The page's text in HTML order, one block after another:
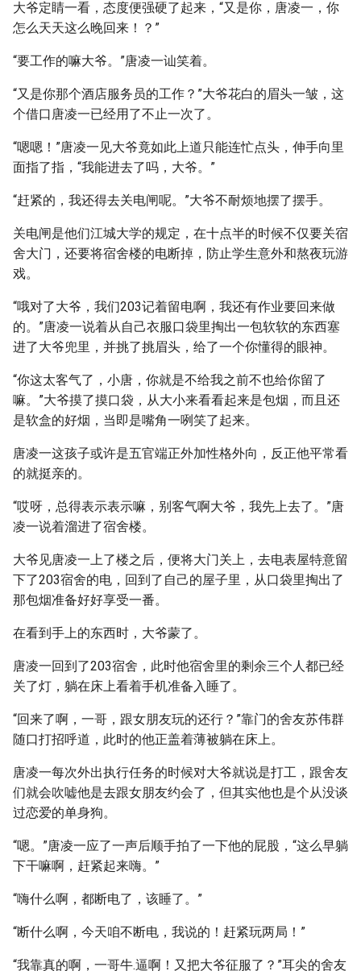
大爷定睛一看，态度便强硬了起来，“又是你，唐凌一，你
怎么天天这么晚回来！？”
“要工作的嘛大爷。”唐凌一讪笑着。
“又是你那个酒店服务员的工作？”大爷花白的眉头一皱，这
个借口唐凌一已经用了不止一次了。
“嗯嗯！”唐凌一见大爷竟如此上道只能连忙点头，伸手向里
面指了指，“我能进去了吗，大爷。”
“赶紧的，我还得去关电闸呢。”大爷不耐烦地摆了摆手。
关电闸是他们江城大学的规定，在十点半的时候不仅要关宿
舍大门，还要将宿舍楼的电断掉，防止学生意外和熬夜玩游
戏。
“哦对了大爷，我们203记着留电啊，我还有作业要回来做
的。”唐凌一说着从自己衣服口袋里掏出一包软软的东西塞
进了大爷兜里，并挑了挑眉头，给了一个你懂得的眼神。
“你这太客气了，小唐，你就是不给我之前不也给你留了
嘛。”大爷摸了摸口袋，从大小来看看起来是包烟，而且还
是软盒的好烟，当即是嘴角一咧笑了起来。
唐凌一这孩子或许是五官端正外加性格外向，反正他平常看
的就挺亲的。
“哎呀，总得表示表示嘛，别客气啊大爷，我先上去了。”唐
凌一说着溜进了宿舍楼。
大爷见唐凌一上了楼之后，便将大门关上，去电表屋特意留
下了203宿舍的电，回到了自己的屋子里，从口袋里掏出了
那包烟准备好好享受一番。
在看到手上的东西时，大爷蒙了。
唐凌一回到了203宿舍，此时他宿舍里的剩余三个人都已经
关了灯，躺在床上看着手机准备入睡了。
“回来了啊，一哥，跟女朋友玩的还行？”靠门的舍友苏伟群
随口打招呼道，此时的他正盖着薄被躺在床上。
唐凌一每次外出执行任务的时候对大爷就说是打工，跟舍友
们就会吹嘘他是去跟女朋友约会了，但其实他也是个从没谈
过恋爱的单身狗。
“嗯。”唐凌一应了一声后顺手拍了一下他的屁股，“这么早躺
下干嘛啊，赶紧起来嗨。”
“嗨什么啊，都断电了，该睡了。”
“断什么啊，今天咱不断电，我说的！赶紧玩两局！”
“我靠真的啊，一哥牛.逼啊！又把大爷征服了？”耳尖的舍友